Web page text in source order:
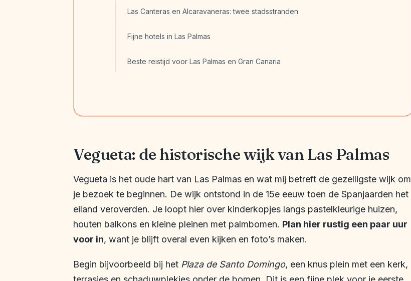
Las Canteras en Alcaravaneras: twee stadsstranden
Fijne hotels in Las Palmas
Beste reistijd voor Las Palmas en Gran Canaria
Vegueta: de historische wijk van Las Palmas
Vegueta is het oude hart van Las Palmas en wat mij betreft de gezelligste wijk om
je bezoek te beginnen. De wijk ontstond in de 15e eeuw toen de Spanjaarden het
eiland veroverden. Je loopt hier over kinderkopjes langs pastelkleurige huizen,
houten balkons en kleine pleinen met palmbomen. Plan hier rustig een paar uur
voor in, want je blijft overal even kijken en foto’s maken.
Begin bijvoorbeeld bij het Plaza de Santo Domingo, een knus plein met een kerk,